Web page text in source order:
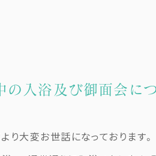
の入浴及び御面会に
より大変お世話になっております